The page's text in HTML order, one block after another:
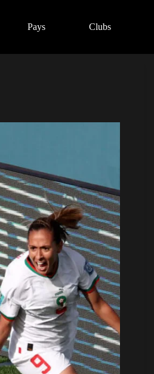
Pays Clubs